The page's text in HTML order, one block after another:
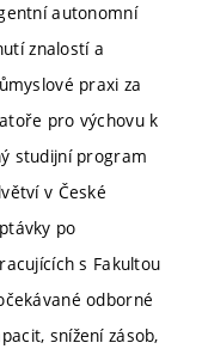
autonomní
znalostí a
praxi za
pro výchovu k
studijní program
v České
po
s Fakultou
odborné
snížení zásob,